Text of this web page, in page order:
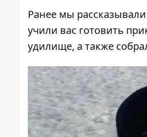
Ранее мы
учили вас готовить
удилище, а также